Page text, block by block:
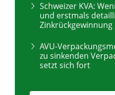
Schweizer KVA:
und erstmals
Zinkrückgewinnung
AVU-
zu sinkenden
setzt sich fort